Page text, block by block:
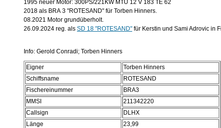
1995 neuer Motor: 300PS/221KW MTU 12 V 183 TE 62
2018 als BRA 3 "ROTESAND" für Torben Hinners.
08.2021 Motor grundüberholt.
26.09.2024 reg. als SD 18 "ROTESAND" für Kerstin und Sami Adrovic in
Info: Gerold Conradi; Torben Hinners
Eigner
Torben Hinners
Schiffsname
ROTESAND
Fischereinummer
BRA3
MMSI
211342220
Callsign
DLHX
Länge
23,99